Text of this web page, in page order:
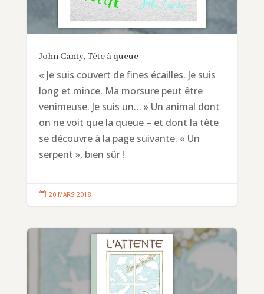
John Canty, Tête à queue
« Je suis couvert de fines écailles. Je suis
long et mince. Ma morsure peut être
venimeuse. Je suis un… » Un animal dont
on ne voit que la queue – et dont la tête
se découvre à la page suivante. « Un
serpent », bien sûr !
 20 MARS 2018